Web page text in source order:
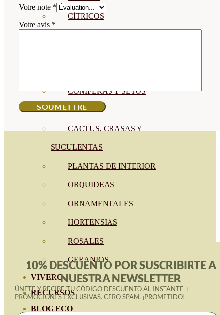
CÍTRICOS
CONÍFERAS Y SETOS
OLIVO
CACTUS, CRASAS Y
SUCULENTAS
PLANTAS DE INTERIOR
ORQUIDEAS
ORNAMENTALES
HORTENSIAS
ROSALES
GERANIOS
VIVERO
RECURSOS
BLOG ECO
Votre note *
Votre avis *
10% DESCUENTO POR SUSCRIBIRTE A
NUESTRA NEWSLETTER
ÚNETE Y RECIBE TU CÓDIGO DESCUENTO AL INSTANTE +
PROMOCIONES EXCLUSIVAS. CERO SPAM, ¡PROMETIDO!